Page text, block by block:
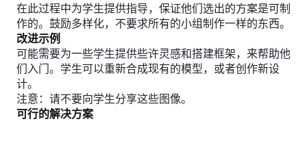
在此过程中为学生提供指导，保证他们选出的方案是可制
作的。鼓励多样化，不要求所有的小组制作一样的东西。
改进示例
可能需要为一些学生提供些许灵感和搭建框架，来帮助他
们入门。学生可以重新合成现有的模型，或者创作新设
计。
注意：请不要向学生分享这些图像。
可行的解决方案